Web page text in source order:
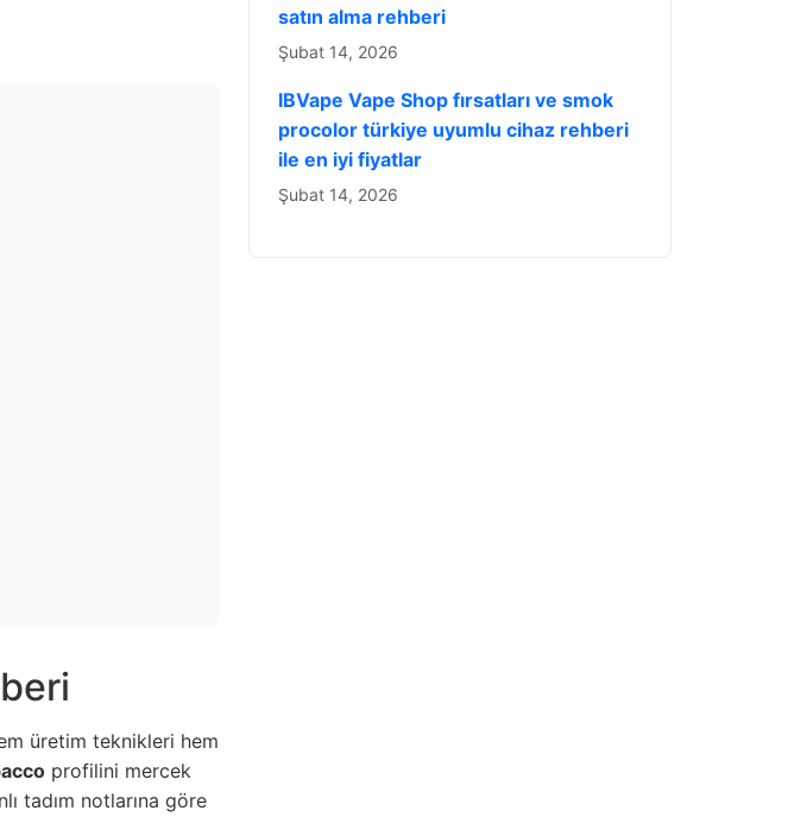
üretim teknikleri hem
profilini mercek
tadım notlarına göre
satın alma rehberi
Şubat 14, 2026
IBVape Vape Shop fırsatları ve smok
procolor türkiye uyumlu cihaz rehberi
ile en iyi fiyatlar
Şubat 14, 2026